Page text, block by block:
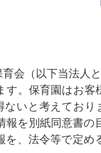
会（以下当法人
。保育園はお客
いと考えており
報を別紙同意書の
を、法令等で定